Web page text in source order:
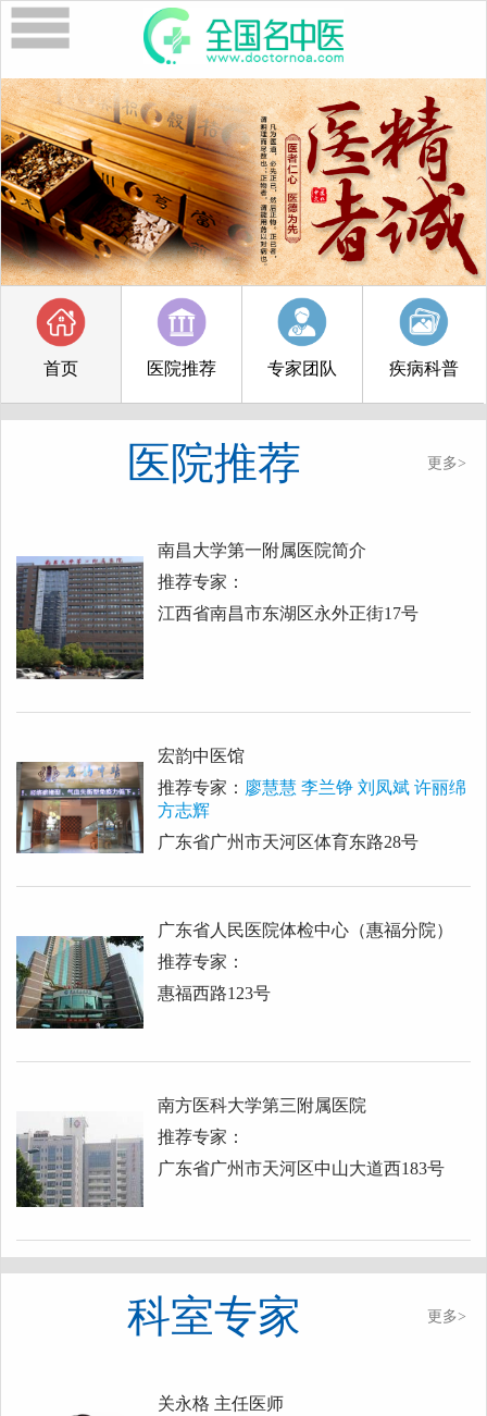
首页 医院推荐 专家团队 疾病科普
医院推荐 更多>
南昌大学第一附属医院简介
推荐专家：
江西省南昌市东湖区永外正街17号
宏韵中医馆
推荐专家： 廖慧慧 李兰铮 刘凤斌 许丽绵
方志辉
广东省广州市天河区体育东路28号
广东省人民医院体检中心（惠福分院）
推荐专家：
惠福西路123号
南方医科大学第三附属医院
推荐专家：
广东省广州市天河区中山大道西183号
科室专家 更多>
关永格 主任医师